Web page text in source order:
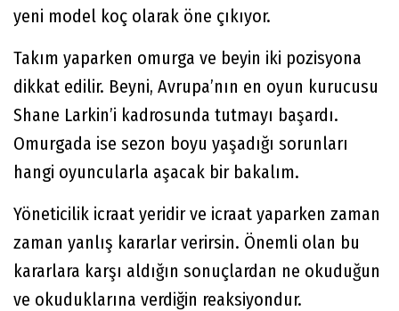
yeni model koç olarak öne çıkıyor.
Takım yaparken omurga ve beyin iki pozisyona
dikkat edilir. Beyni, Avrupa’nın en oyun kurucusu
Shane Larkin’i kadrosunda tutmayı başardı.
Omurgada ise sezon boyu yaşadığı sorunları
hangi oyuncularla aşacak bir bakalım.
Yöneticilik icraat yeridir ve icraat yaparken zaman
zaman yanlış kararlar verirsin. Önemli olan bu
kararlara karşı aldığın sonuçlardan ne okuduğun
ve okuduklarına verdiğin reaksiyondur.